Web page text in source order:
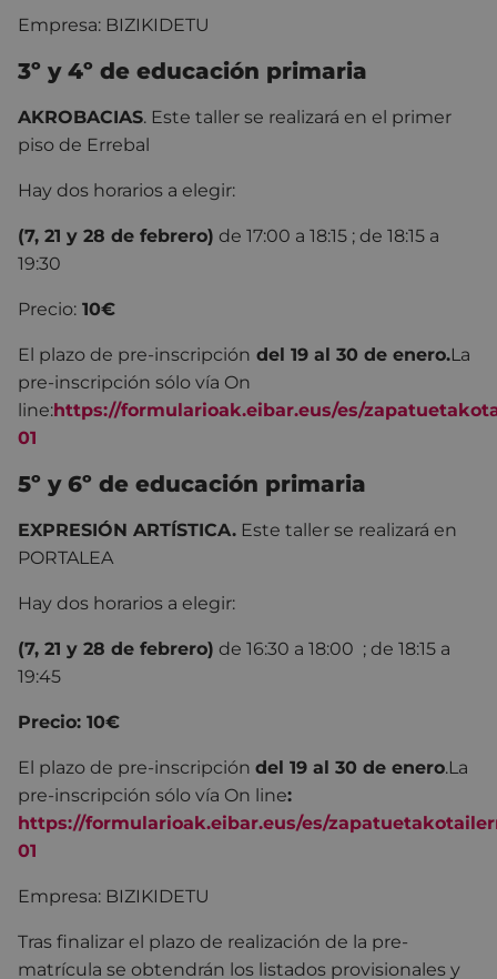
Empresa: BIZIKIDETU
3º y 4º de educación primaria
AKROBACIAS. Este taller se realizará en el primer
piso de Errebal
Hay dos horarios a elegir:
(7, 21 y 28 de febrero) de 17:00 a 18:15 ; de 18:15 a
19:30
Precio: 10€
El plazo de pre-inscripción del 19 al 30 de enero.La
pre-inscripción sólo vía On
line:https://formularioak.eibar.eus/es/
01
5º y 6º de educación primaria
EXPRESIÓN ARTÍSTICA. Este taller se realizará en
PORTALEA
Hay dos horarios a elegir:
(7, 21 y 28 de febrero) de 16:30 a 18:00 ; de 18:15 a
19:45
Precio: 10€
El plazo de pre-inscripción del 19 al 30 de enero.La
pre-inscripción sólo vía On line:
https://formularioak.eibar.eus/es/
01
Empresa: BIZIKIDETU
Tras finalizar el plazo de realización de la pre-
matrícula se obtendrán los listados provisionales y